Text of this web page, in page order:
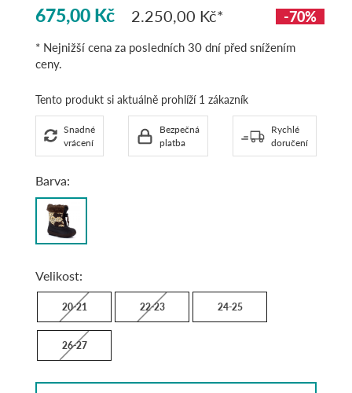
675,00 Kč 2.250,00 Kč -70%
* Nejnižší cena za posledních 30 dní před snížením
ceny.
Tento produkt si aktuálně prohlíží 1 zákazník
Snadné
vrácení
Bezpečná
platba
Rychlé
doručení
Barva:
brown
Velikost:
20-21 22-23 24-25
26-27